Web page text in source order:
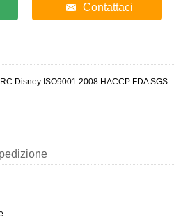
Contattaci
Disney ISO9001:2008 HACCP FDA SGS